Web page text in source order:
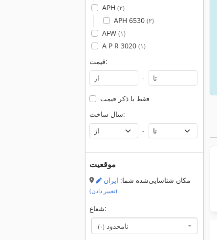
APH (۲)
APH 6530 (۲)
AFW (۱)
A P R 3020 (۱)
قیمت:
-
فقط با ذکر قیمت
سال ساخت:
-
موقعیت
مکان شناسایی‌شده شما: ایران
(تغییر دادن)
شعاع:
نامحدود (۰)